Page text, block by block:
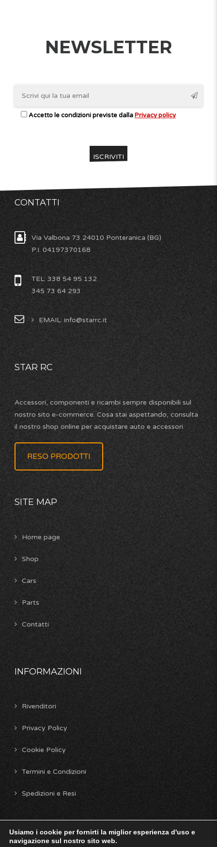
NEWSLETTER
Accetto le condizioni previste dallaPrivacy policy
CONTATTI
Via Valbona 73 24010 Ponteranica (BG)
P.I. 04197370168
TEL: 338 54 95 132
345 73 64 293
EMAIL: info@starrc.it
STAR RC
Accessori, componenti e ricambi sempre disponibili sul
nostro sito e-commerce. Cosa stai aspettando, consulta
il nostro shop online per acquistare auto e accessori.
RESO PRODOTTI
SITE MAP
Home page
Shop
Cars
Parts
Contatti
INFORMAZIONI
Rivenditori
Privacy Policy
Cookie Policy
Termini e Condizioni
Spedizioni e Resi
Copyright © 2026 Star Rc - Design byTd Solutions. All
rights reserved.
Usiamo i cookie per fornirti la miglior esperienza d'uso e
navigazione sul nostro sito web.